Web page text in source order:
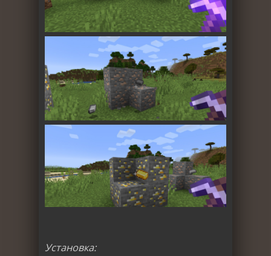
Установка: